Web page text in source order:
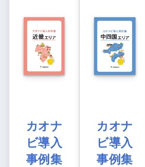
カオナ
ビ導入
事例集
カオナ
ビ導入
事例集